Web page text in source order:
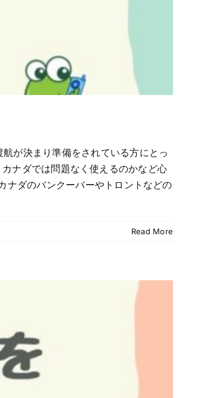
が決まり準備をされている方にとっ
カナダでは問題なく使えるのかなど心
ナダのバンクーバーやトロントなどの
Read More